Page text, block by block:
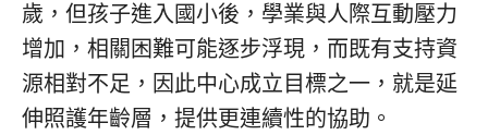
歲，但孩子進入國小後，學業與人際互動壓力
增加，相關困難可能逐步浮現，而既有支持資
源相對不足，因此中心成立目標之一，就是延
伸照護年齡層，提供更連續性的協助。